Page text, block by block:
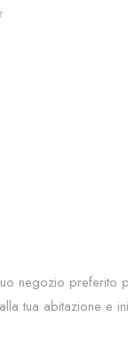
negozio preferito
tua abitazione e